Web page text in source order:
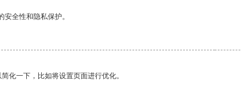
全性和隐私保护。
化一下，比如将设置页面进行优化。